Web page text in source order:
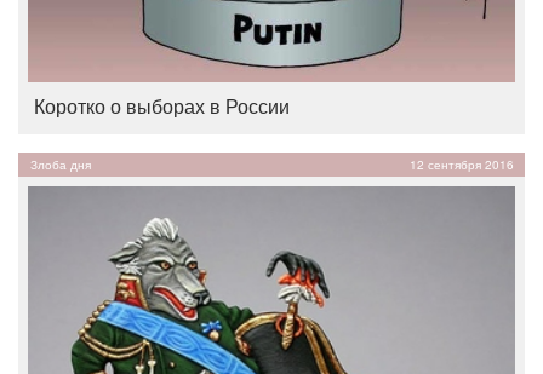
Коротко о выборах в России
Злоба дня 12 сентября 2016